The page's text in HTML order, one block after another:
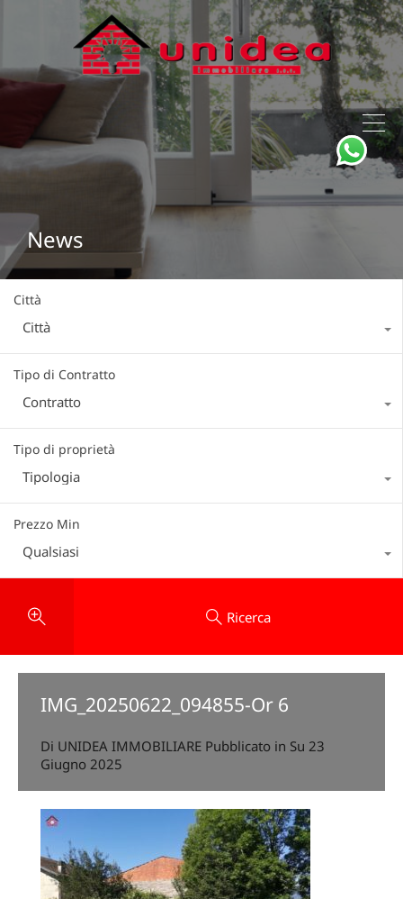
News
Città
Città
Tipo di Contratto
Contratto
Tipo di proprietà
Tipologia
Prezzo Min
Qualsiasi
Ricerca
IMG_20250622_094855-Or 6
Di UNIDEA IMMOBILIARE Pubblicato in Su 23
Giugno 2025